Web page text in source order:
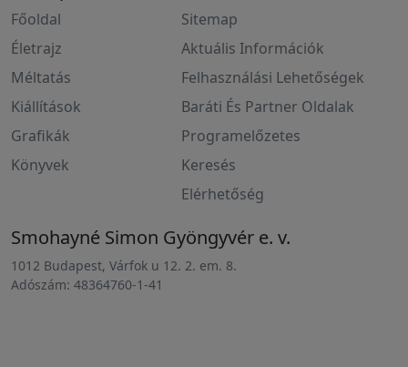
Főoldal
Életrajz
Méltatás
Kiállítások
Grafikák
Könyvek
Sitemap
Aktuális Információk
Felhasználási Lehetőségek
Baráti És Partner Oldalak
Programelőzetes
Keresés
Elérhetőség
Smohayné Simon Gyöngyvér e. v.
1012 Budapest, Várfok u 12. 2. em. 8.
Adószám: 48364760-1-41